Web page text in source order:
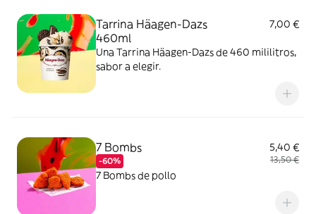
Tarrina Häagen-Dazs
460ml
7,00 €
Una Tarrina Häagen-Dazs de 460 mililitros,
sabor a elegir.
7 Bombs
-60%
5,40 €
13,50 €
7 Bombs de pollo